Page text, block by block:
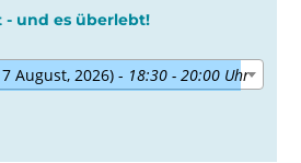
- und es überlebt!
August, 2026) - 18:30 - 20:00 Uhr